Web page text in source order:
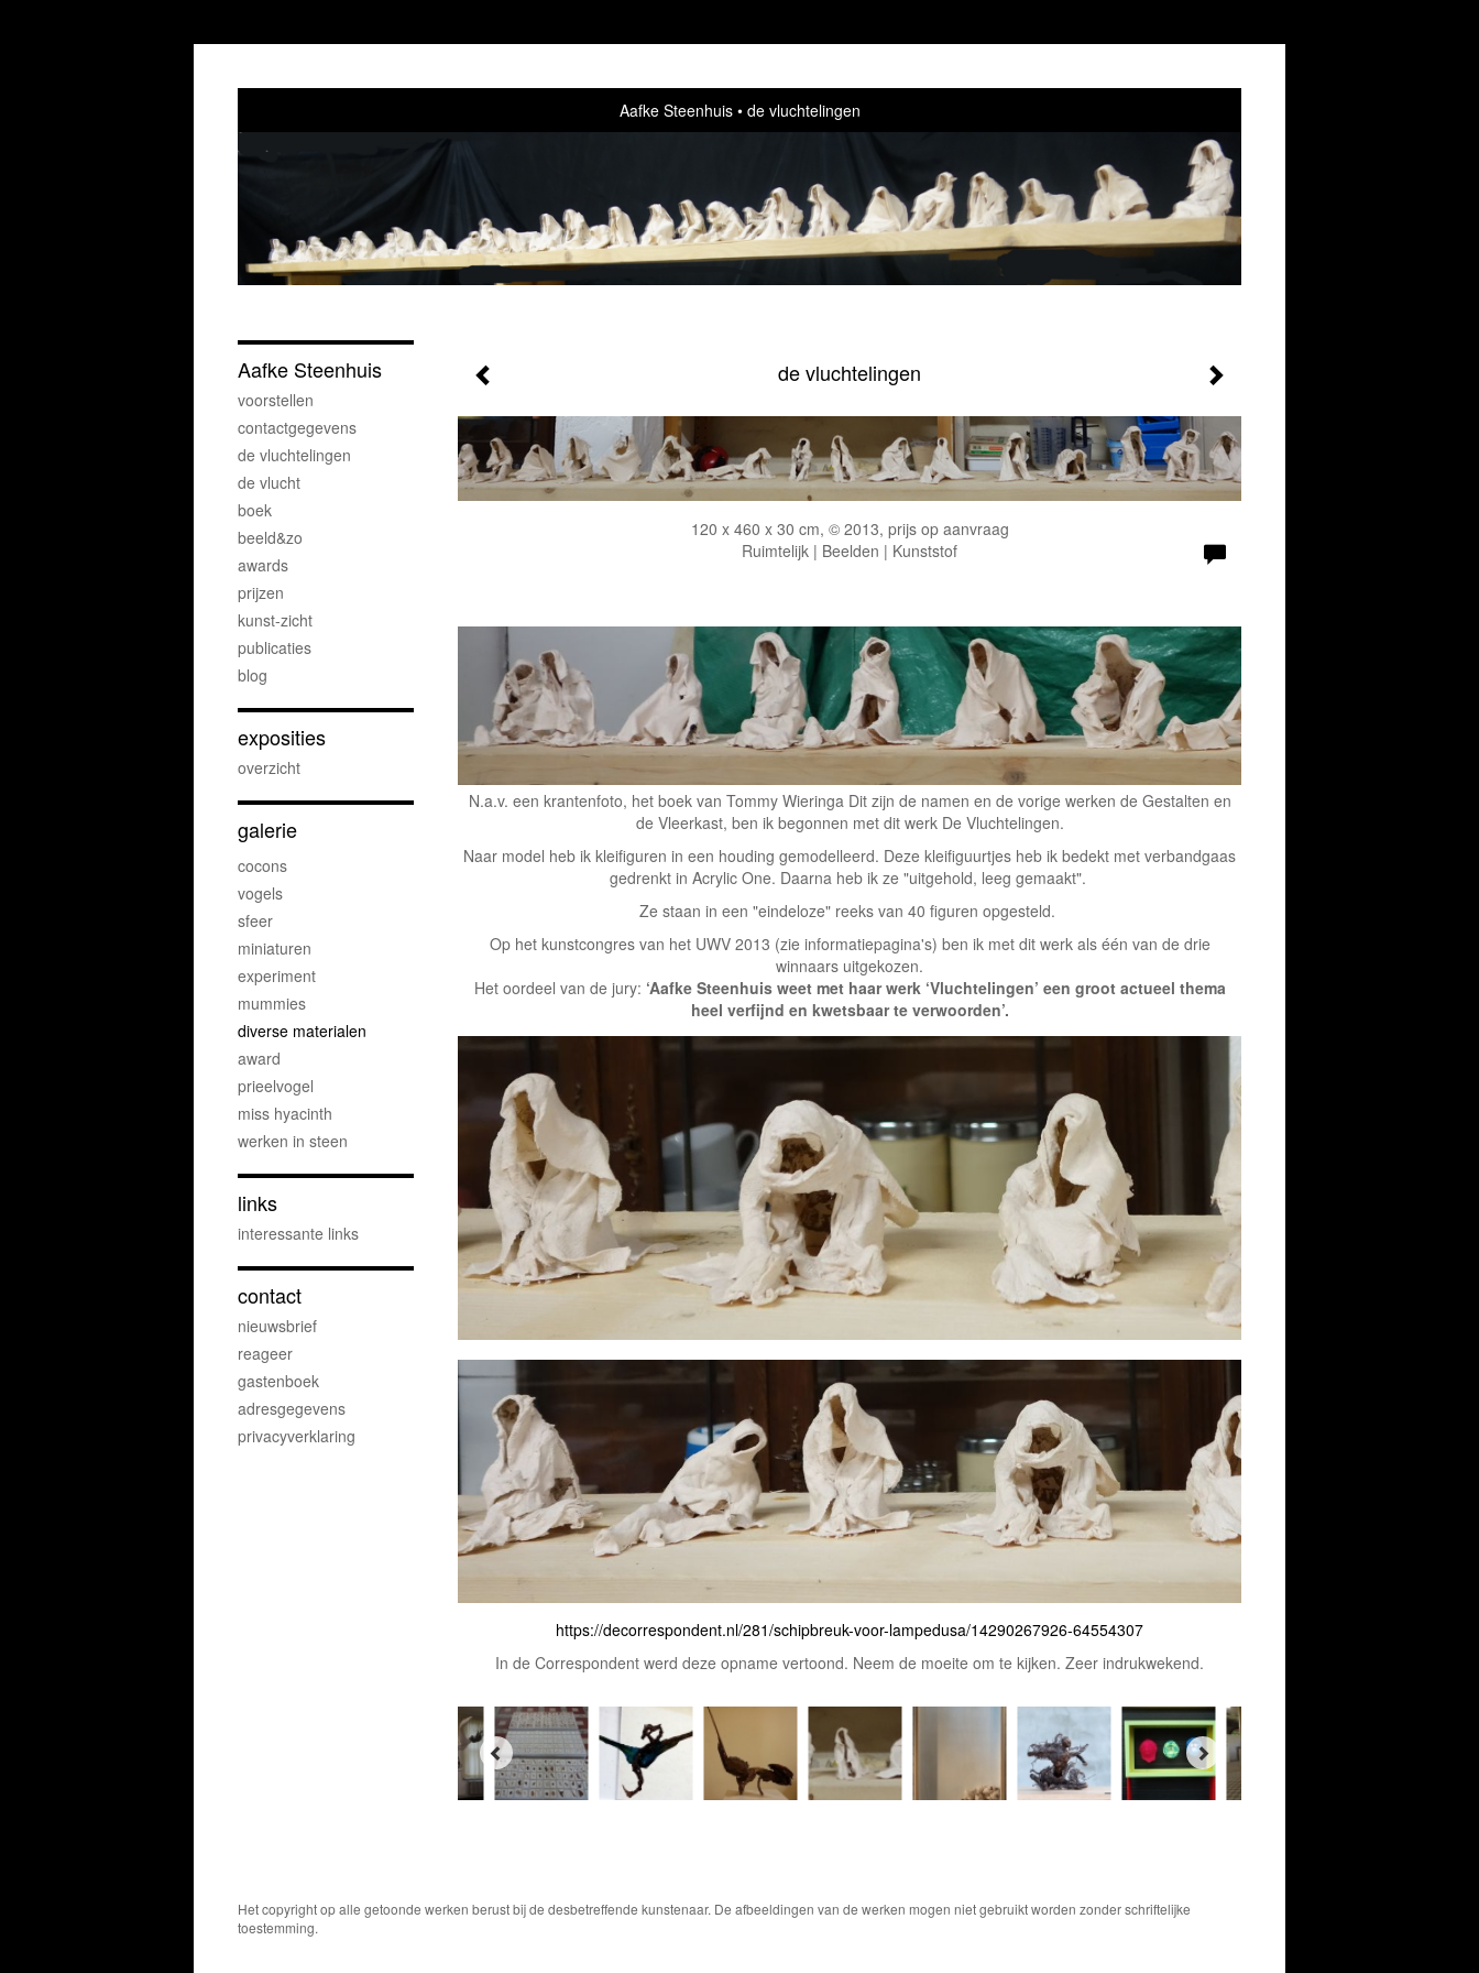
Aafke Steenhuis de vluchtelingen
de vluchtelingen
120 x 460 x 30 cm, © 2013, prijs op aanvraag
Ruimtelijk | Beelden | Kunststof
N.a.v. een krantenfoto, het boek van Tommy Wieringa Dit zijn de namen en de vorige werken de Gestalten en
de Vleerkast, ben ik begonnen met dit werk De Vluchtelingen.
Naar model heb ik kleifiguren in een houding gemodelleerd. Deze kleifiguurtjes heb ik bedekt met verbandgaas
gedrenkt in Acrylic One. Daarna heb ik ze "uitgehold, leeg gemaakt".
Ze staan in een "eindeloze" reeks van 40 figuren opgesteld.
Op het kunstcongres van het UWV 2013 (zie informatiepagina's) ben ik met dit werk als één van de drie
winnaars uitgekozen.
Het oordeel van de jury: ‘Aafke Steenhuis weet met haar werk ‘Vluchtelingen’ een groot actueel thema
heel verfijnd en kwetsbaar te verwoorden’.
https://decorrespondent.nl/281/schipbreuk-voor-lampedusa/14290267926-64554307
In de Correspondent werd deze opname vertoond. Neem de moeite om te kijken. Zeer indrukwekend.
Aafke Steenhuis
voorstellen
contactgegevens
de vluchtelingen
de vlucht
boek
beeld&zo
awards
prijzen
kunst-zicht
publicaties
blog
exposities
overzicht
galerie
cocons
vogels
sfeer
miniaturen
experiment
mummies
diverse materialen
award
prieelvogel
miss hyacinth
werken in steen
links
interessante links
contact
nieuwsbrief
reageer
gastenboek
adresgegevens
privacyverklaring
Het copyright op alle getoonde werken berust bij de desbetreffende kunstenaar. De afbeeldingen van de werken mogen niet gebruikt worden zonder schriftelijke
toestemming.